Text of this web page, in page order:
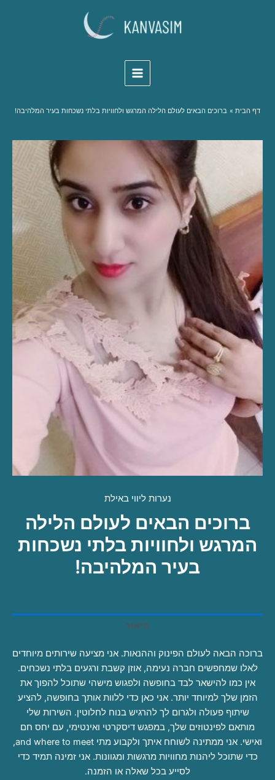
דף הבית ברוכים הבאים לעולם הלילה המרגש ולחוויות בלתי נשכחות בעיר המלהיבה!
נערות ליווי באילת
ברוכים הבאים לעולם הלילה
המרגש ולחוויות בלתי נשכחות
בעיר המלהיבה!
תיאור
ברוכה הבאה לעולם הפינוק וההנאות. אני מציעה שירותים מיוחדים
לאלו שמחפשים חברה נעימה, אוזן קשבת ורגעים בלתי נשכחים.
אין כמו להישאר לבד בחופשה ולפגוש מישהי שתוכל להפוך את
הזמן שלך למיוחד יותר. אני כאן כדי ללוות אותך בחופשה, להציע
שיתוף פעולה ולגרום לך להרגיש בנוח לחלוטין. השירות שלי
מותאם לפינטוזים שלך, במפגש דיסקרטי ואינטימי, עם יחס חם
ואישי. אני ממתינה לשוחח איתך ולקבוע מתי and where to meet,
כדי שתוכל ליהנות מחוויות מרגשות ומגוונות. אני זמינה תמיד כדי
לסייע בכל שאלה או הזמנה.